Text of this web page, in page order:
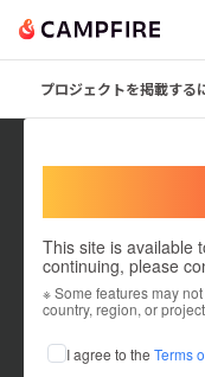
プロジェクトを掲載する
This site is available
continuing, please
※ Some features may
country, region, or
I agree to the Terms
これまでに2件のプロ